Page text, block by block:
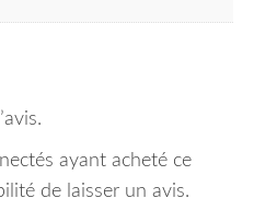
ayant acheté ce
de laisser un avis.